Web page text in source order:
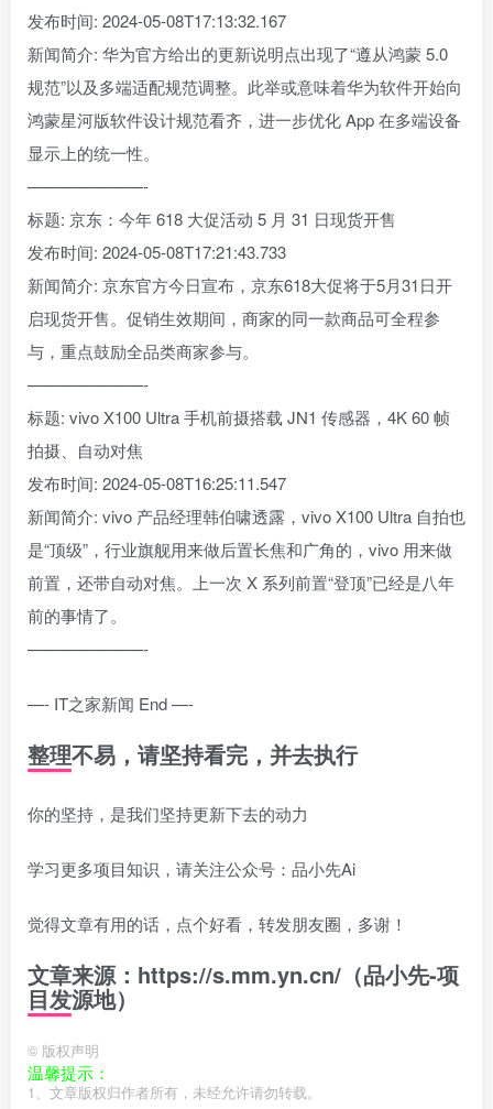
发布时间: 2024-05-08T17:13:32.167
新闻简介: 华为官方给出的更新说明点出现了“遵从鸿蒙 5.0
规范”以及多端适配规范调整。此举或意味着华为软件开始向
鸿蒙星河版软件设计规范看齐，进一步优化 App 在多端设备
显示上的统一性。
———————-
标题: 京东：今年 618 大促活动 5 月 31 日现货开售
发布时间: 2024-05-08T17:21:43.733
新闻简介: 京东官方今日宣布，京东618大促将于5月31日开
启现货开售。促销生效期间，商家的同一款商品可全程参
与，重点鼓励全品类商家参与。
———————-
标题: vivo X100 Ultra 手机前摄搭载 JN1 传感器，4K 60 帧
拍摄、自动对焦
发布时间: 2024-05-08T16:25:11.547
新闻简介: vivo 产品经理韩伯啸透露，vivo X100 Ultra 自拍也
是“顶级”，行业旗舰用来做后置长焦和广角的，vivo 用来做
前置，还带自动对焦。上一次 X 系列前置“登顶”已经是八年
前的事情了。
———————-
—- IT之家新闻 End —-
整理不易，请坚持看完，并去执行
你的坚持，是我们坚持更新下去的动力
学习更多项目知识，请关注公众号：品小先Ai
觉得文章有用的话，点个好看，转发朋友圈，多谢！
文章来源：https://s.mm.yn.cn/（品小先-项
目发源地）
© 版权声明
温馨提示：
1、文章版权归作者所有，未经允许请勿转载。